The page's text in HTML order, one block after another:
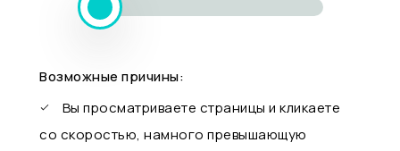
Возможные причины:
Вы просматриваете страницы и кликаете
со скоростью, намного превышающую